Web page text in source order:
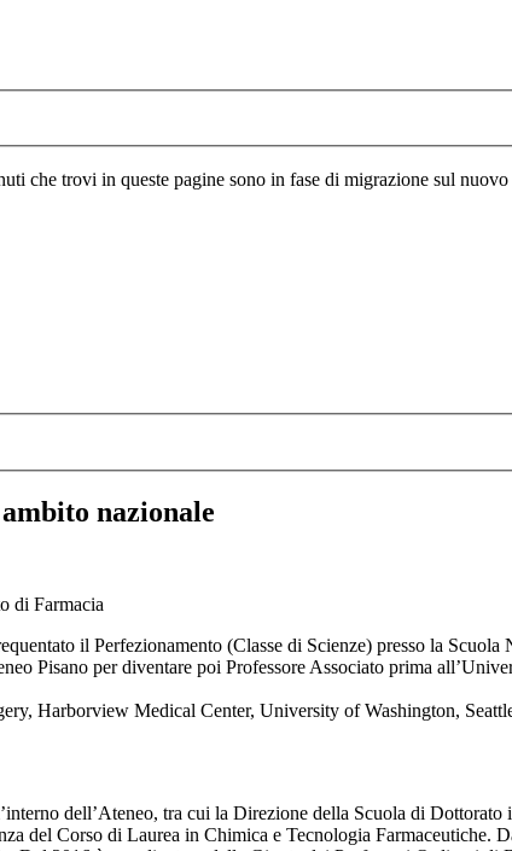
che trovi in queste pagine sono in fase di migrazione sul
nazionale
di Farmacia
il Perfezionamento (Classe di Scienze) presso la
Pisano per diventare poi Professore Associato prima
Harborview Medical Center, University of Washington,
dell’Ateneo, tra cui la Direzione della Scuola di
del Corso di Laurea in Chimica e Tecnologia Farmaceutiche.